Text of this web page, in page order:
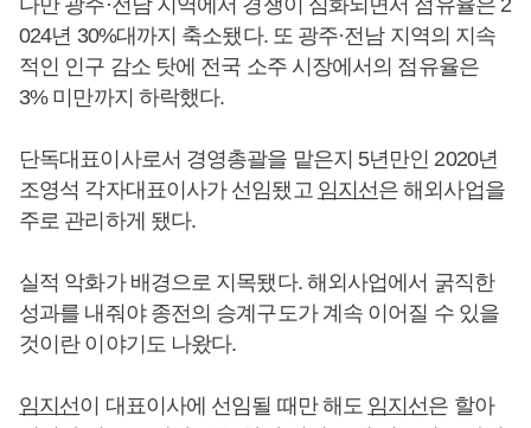
024년 30%대까지 축소됐다. 또 광주·전남 지역의 지속
적인 인구 감소 탓에 전국 소주 시장에서의 점유율은
3% 미만까지 하락했다.
단독대표이사로서 경영총괄을 맡은지 5년만인 2020년
조영석 각자대표이사가 선임됐고 임지선은 해외사업을
주로 관리하게 됐다.
실적 악화가 배경으로 지목됐다. 해외사업에서 굵직한
성과를 내줘야 종전의 승계구도가 계속 이어질 수 있을
것이란 이야기도 나왔다.
임지선이 대표이사에 선임될 때만 해도 임지선은 할아